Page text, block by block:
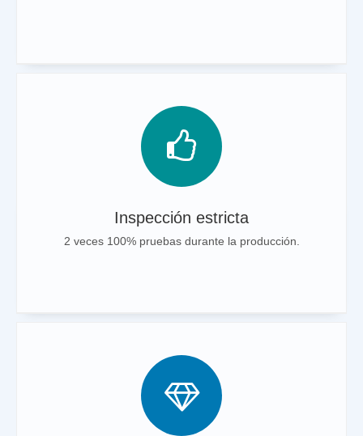
Inspección estricta
2 veces 100% pruebas durante la producción.